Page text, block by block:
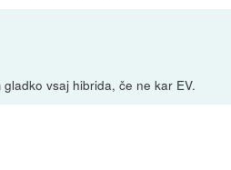
vsaj hibrida, če ne kar EV.